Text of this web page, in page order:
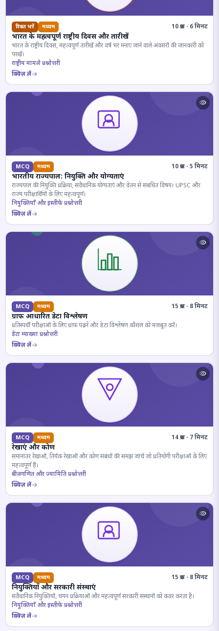
रिक्त भरें मध्यम 10 प्रश्न · 6 मिनट
भारत के महत्वपूर्ण राष्ट्रीय दिवस और तारीखें
भारत के राष्ट्रीय दिवस, महत्वपूर्ण तारीखें और वर्ष भर मनाए जाने वाले अवसरों की जानकारी को
परखें।
राष्ट्रीय मामले प्रश्नोत्तरी
क्विज़ लें
MCQ मध्यम 10 प्रश्न · 5 मिनट
भारतीय राज्यपाल: नियुक्ति और योग्यताएं
राज्यपाल की नियुक्ति प्रक्रिया, संवैधानिक योग्यताएं और वेतन से संबंधित विषय। UPSC और
राज्य परीक्षार्थियों के लिए महत्वपूर्ण।
नियुक्तियाँ और इस्तीफे प्रश्नोत्तरी
क्विज़ लें
MCQ मध्यम 15 प्रश्न · 8 मिनट
ग्राफ आधारित डेटा विश्लेषण
प्रतिस्पर्धी परीक्षाओं के लिए ग्राफ पढ़ने और डेटा विश्लेषण कौशल को मजबूत करें।
डेटा व्याख्या प्रश्नोत्तरी
क्विज़ लें
MCQ मध्यम 14 प्रश्न · 7 मिनट
रेखाएं और कोण
समानांतर रेखाओं, तिर्यक रेखाओं और कोण संबंधों की समझ जांचें जो प्रतियोगी परीक्षाओं के लिए
महत्वपूर्ण हैं।
बीजगणित और ज्यामिति प्रश्नोत्तरी
क्विज़ लें
MCQ मध्यम 15 प्रश्न · 8 मिनट
नियुक्तियाँ और सरकारी संस्थाएं
संवैधानिक नियुक्तियों, चयन प्रक्रियाओं और महत्वपूर्ण सरकारी संस्थानों को कवर करता है।
नियुक्तियाँ और इस्तीफे प्रश्नोत्तरी
क्विज़ लें